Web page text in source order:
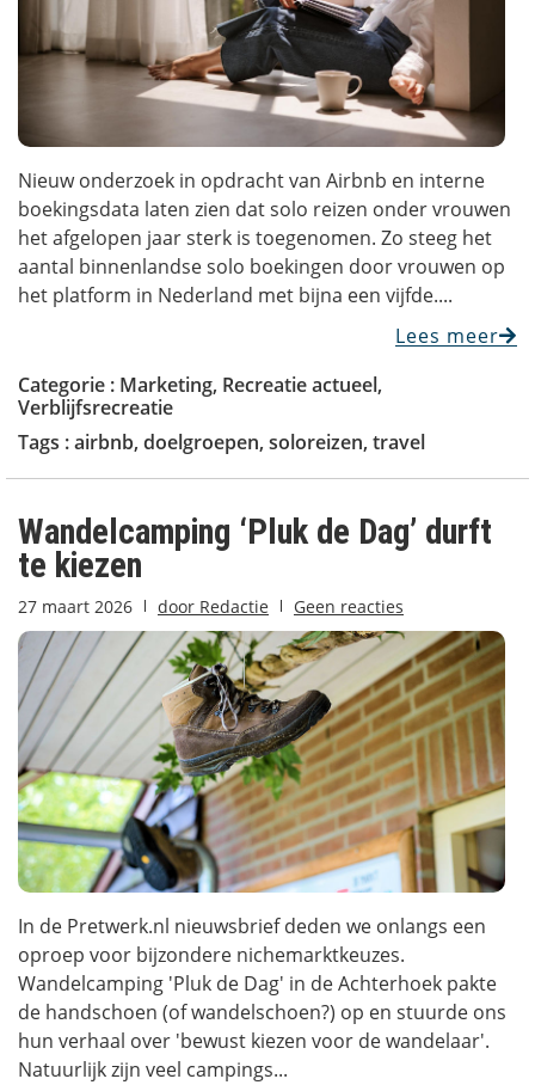
Nieuw onderzoek in opdracht van Airbnb en interne
boekingsdata laten zien dat solo reizen onder vrouwen
het afgelopen jaar sterk is toegenomen. Zo steeg het
aantal binnenlandse solo boekingen door vrouwen op
het platform in Nederland met bijna een vijfde....
Lees meer
Categorie : Marketing, Recreatie actueel,
Verblijfsrecreatie
Tags :airbnb, doelgroepen, soloreizen, travel
Wandelcamping ‘Pluk de Dag’ durft
te kiezen
27 maart 2026 door Redactie Geen reacties
In de Pretwerk.nl nieuwsbrief deden we onlangs een
oproep voor bijzondere nichemarktkeuzes.
Wandelcamping 'Pluk de Dag' in de Achterhoek pakte
de handschoen (of wandelschoen?) op en stuurde ons
hun verhaal over 'bewust kiezen voor de wandelaar'.
Natuurlijk zijn veel campings...